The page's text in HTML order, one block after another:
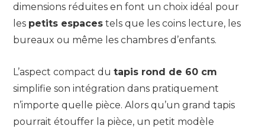
dimensions réduites en font un choix idéal pour
les petits espaces tels que les coins lecture, les
bureaux ou même les chambres d’enfants.
L’aspect compact du tapis rond de 60 cm
simplifie son intégration dans pratiquement
n’importe quelle pièce. Alors qu’un grand tapis
pourrait étouffer la pièce, un petit modèle